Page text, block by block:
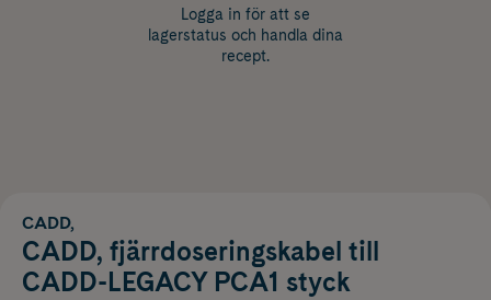
Logga in för att se
lagerstatus och handla dina
recept.
CADD,
CADD, fjärrdoseringskabel till
CADD-LEGACY PCA1 styck